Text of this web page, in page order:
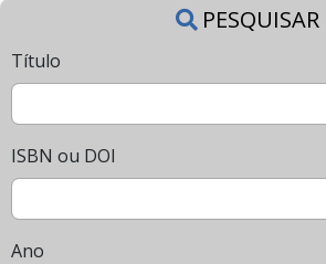
PESQUISAR
Título
ISBN ou DOI
Ano